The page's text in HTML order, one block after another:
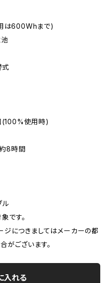
は600Whまで)
使用時)
8時間
ル
です。
ジにつきましてはメーカーの都
がございます。
入れる